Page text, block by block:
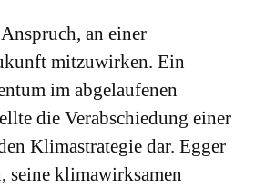
an einer
mitzuwirken. Ein
im abgelaufenen
die Verabschiedung einer
Klimastrategie dar. Egger
seine klimawirksamen